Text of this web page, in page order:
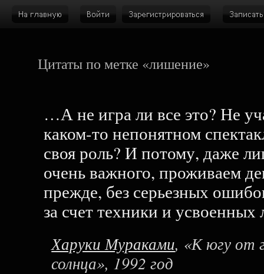
Цитаты по метке «лишение»
…А не игра ли все это? Не
каком-то непонятном
своя роль? И потому, даже
очень важного, проживаем
прежде, без серьезных
за счет техники и
Харуки Мураками, «К югу от
солнца», 1992 год